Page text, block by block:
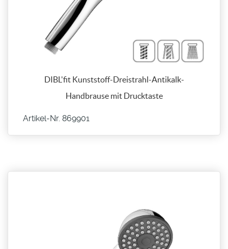
DIBL'fit Kunststoff-Dreistrahl-Antikalk-
Handbrause mit Drucktaste
Artikel-Nr. 869901